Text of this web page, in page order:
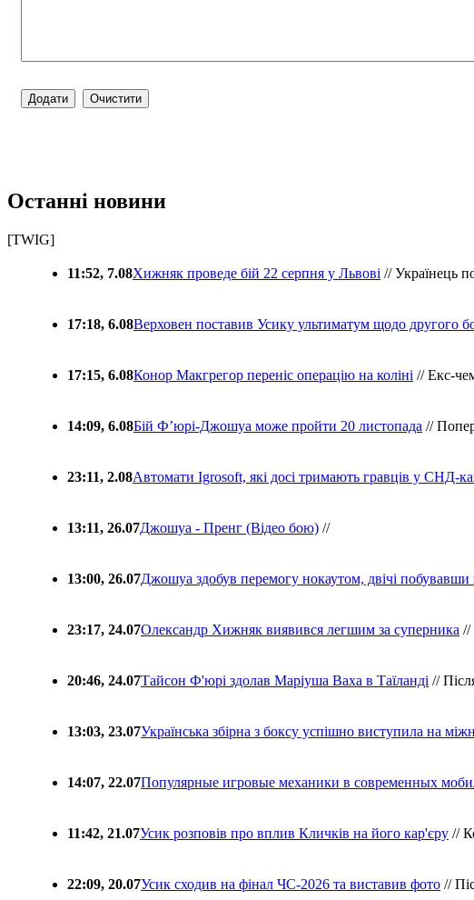
Останні новини
[TWIG]
11:52, 7.08Хижняк проведе бій 22 серпня у Львові // Українець
17:18, 6.08Верховен поставив Усику ультиматум щодо другого
17:15, 6.08Конор Макгрегор переніс операцію на коліні // Екс-
14:09, 6.08Бій Ф’юрі-Джошуа може пройти 20 листопада //
23:11, 2.08Автомати Igrosoft, які досі тримають гравців у СНД-
13:11, 26.07Джошуа - Пренг (Відео бою) //
13:00, 26.07Джошуа здобув перемогу нокаутом, двічі побувавши
23:17, 24.07Олександр Хижняк виявився легшим за суперника //
20:46, 24.07Тайсон Ф'юрі здолав Маріуша Ваха в Таїланді //
13:03, 23.07Українська збірна з боксу успішно виступила на
14:07, 22.07Популярные игровые механики в современных
11:42, 21.07Усик розповів про вплив Кличків на його кар'єру //
22:09, 20.07Усик сходив на фінал ЧС-2026 та виставив фото //